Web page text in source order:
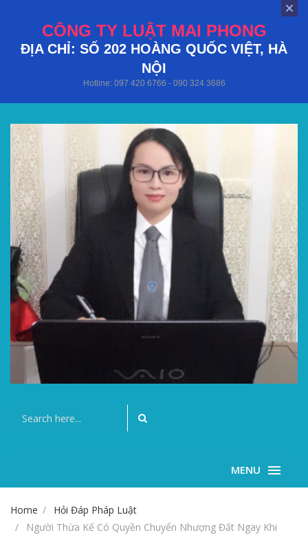
CÔNG TY LUẬT MAI PHONG
ĐỊA CHỈ: SỐ 202 HOÀNG QUỐC VIỆT, HÀ
NỘI
Hotline: 097 420 6766 - 090 324 3686
MENU
Home
Hỏi Đáp Pháp Luật
Người Thừa Kế Có Quyền Chuyển Nhượng Đất Ngay Khi